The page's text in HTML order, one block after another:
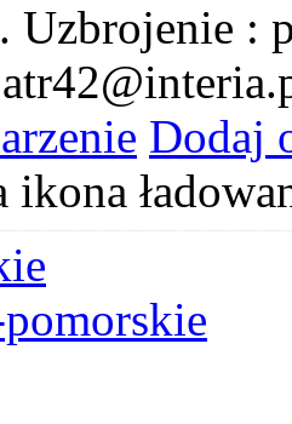
Uzbrojenie :
Dodaj
ikona